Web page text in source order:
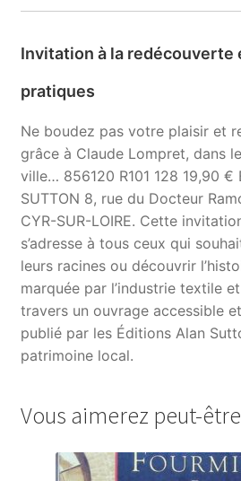
Invitation à la redécouverte
pratiques
Ne boudez pas votre plaisir et
grâce à Claude Lompret, dans
ville… 856120 R101 128 19,90 €
SUTTON 8, rue du Docteur
CYR-SUR-LOIRE. Cette
s’adresse à tous ceux qui
leurs racines ou découvrir
marquée par l’industrie textile
travers un ouvrage accessible
publié par les Éditions Alan
patrimoine local.
Vous aimerez peut-